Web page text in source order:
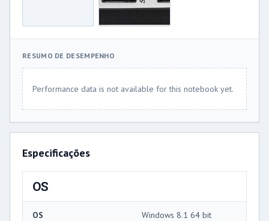
RESUMO DE DESEMPENHO
Performance data is not available for this notebook yet.
Especificações
OS
OS Windows 8.1 64 bit